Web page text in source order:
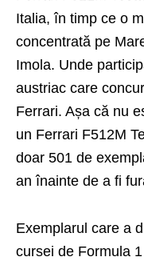
Italia, în timp ce o
concentrată pe
Imola. Unde
austriac care
Ferrari. Așa că nu
un Ferrari F512M
doar 501 de
an înainte de a fi
Exemplarul care a
cursei de Formula